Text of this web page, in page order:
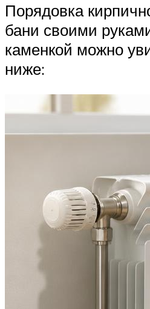
Порядовка
бани своими
каменкой можно
ниже: